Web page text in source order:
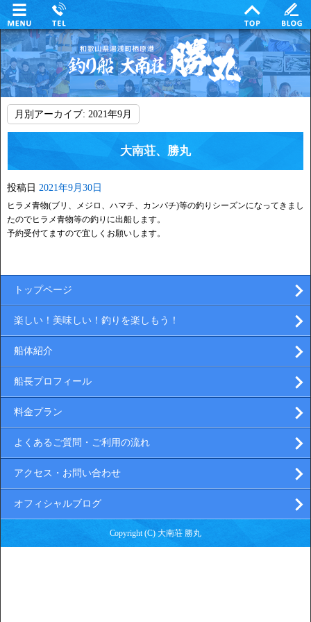
月別アーカイブ: 2021年9月
大南荘、勝丸
投稿日 2021年9月30日
ヒラメ青物(ブリ、メジロ、ハマチ、カンパチ)等の釣りシーズンになってきまし
たのでヒラメ青物等の釣りに出船します。
予約受付てますので宜しくお願いします。
トップページ
楽しい！美味しい！釣りを楽しもう！
船体紹介
船長プロフィール
料金プラン
よくあるご質問・ご利用の流れ
アクセス・お問い合わせ
オフィシャルブログ
Copyright (C) 大南荘 勝丸